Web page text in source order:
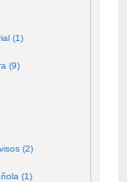
(1)
(9)
(2)
(1)